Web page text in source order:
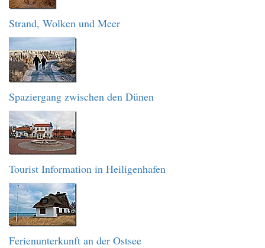
Strand, Wolken und Meer
Spaziergang zwischen den Dünen
Tourist Information in Heiligenhafen
Ferienunterkunft an der Ostsee